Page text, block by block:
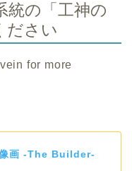
統の「工神の
ださい
for more
画 -The Builder-